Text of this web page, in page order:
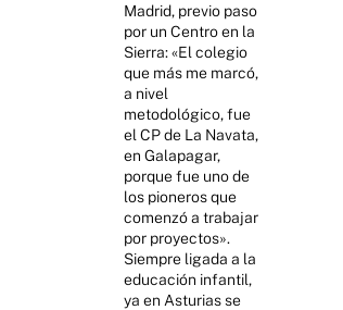
Madrid, previo paso
por un Centro en la
Sierra: «El colegio
que más me marcó,
a nivel
metodológico, fue
el CP de La Navata,
en Galapagar,
porque fue uno de
los pioneros que
comenzó a trabajar
por proyectos».
Siempre ligada a la
educación infantil,
ya en Asturias se